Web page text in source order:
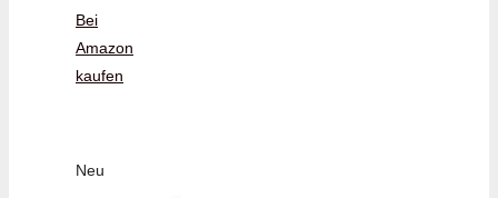
Bei
Amazon
kaufen
Neu